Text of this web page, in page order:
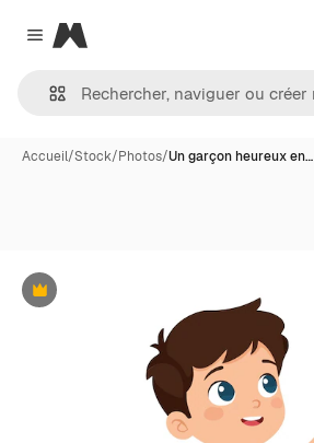
Close menu
Magnific
Accueil/Stock/Photos/Un garçon heureux en…
Premium